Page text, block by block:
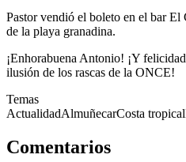
Pastor vendió el boleto en el bar
de la playa granadina.
¡Enhorabuena Antonio! ¡Y
ilusión de los rascas de la ONCE!
Temas
ActualidadAlmuñecarCosta tropical
Comentarios